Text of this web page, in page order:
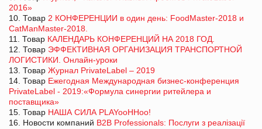
2016»
10. Товар 2 КОНФЕРЕНЦИИ в один день: FoodMaster-2018 и
CatManMaster-2018.
11. Товар КАЛЕНДАРЬ КОНФЕРЕНЦИЙ НА 2018 ГОД.
12. Товар ЭФФЕКТИВНАЯ ОРГАНИЗАЦИЯ ТРАНСПОРТНОЙ
ЛОГИСТИКИ. Онлайн-уроки
13. Товар Журнал PrivateLabel – 2019
14. Товар Ежегодная Международная бизнес-конференция
PrivateLabel - 2019:«Формула синергии ритейлера и
поставщика»
15. Товар НАША СИЛА PLAYooHHoo!
16. Новости компаний B2B Professionals: Послуги з реалізації